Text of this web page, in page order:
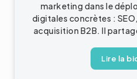
marketing dans le
digitales concrètes :
acquisition B2B. Il
Lire la